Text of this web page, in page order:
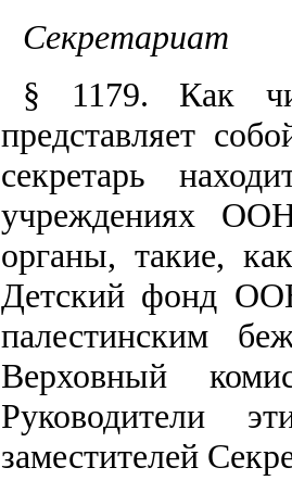
Секретариат
§ 1179. Как
представляет
секретарь
учреждениях
органы, такие,
Детский фонд
палестинским
Верховный
Руководители
заместителей